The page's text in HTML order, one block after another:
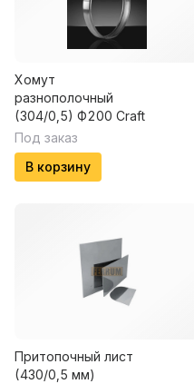
Хомут
разнополочный
(304/0,5) Ф200 Craft
Под заказ
В корзину
Притопочный лист
(430/0,5 мм)